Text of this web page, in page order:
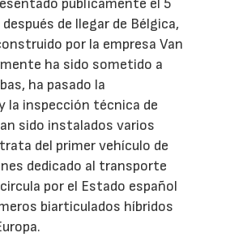
públicamente el 5
de llegar de Bélgica,
por la empresa Van
ha sido sometido a
ha pasado la
la inspección técnica de
sido instalados varios
del primer vehículo de
dedicado al transporte
por el Estado español
biarticulados híbridos